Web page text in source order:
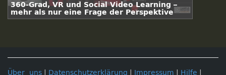
360-Grad, VR und Social Video Learning –
mehr als nur eine Frage der Perspektive
Über uns Datenschutzerklärung Impressum Hilfe